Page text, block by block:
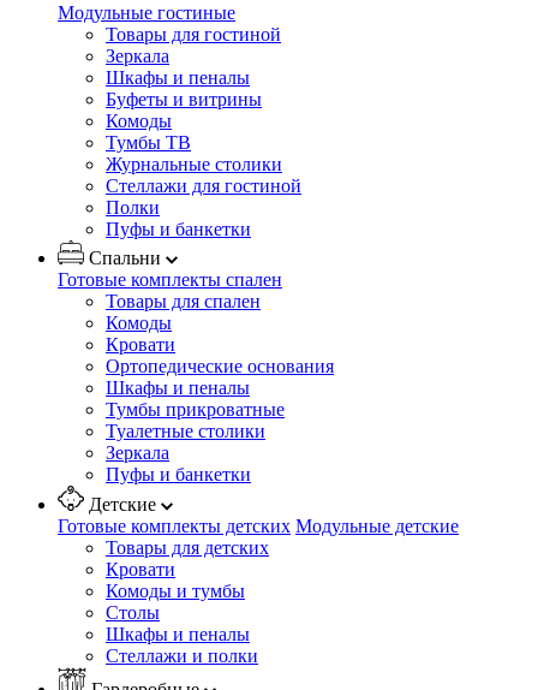
Модульные гостиные
Товары для гостиной
Зеркала
Шкафы и пеналы
Буфеты и витрины
Комоды
Тумбы ТВ
Журнальные столики
Стеллажи для гостиной
Полки
Пуфы и банкетки
Спальни
Готовые комплекты спален
Товары для спален
Комоды
Кровати
Ортопедические основания
Шкафы и пеналы
Тумбы прикроватные
Туалетные столики
Зеркала
Пуфы и банкетки
Детские
Готовые комплекты детских Модульные детские
Товары для детских
Кровати
Комоды и тумбы
Столы
Шкафы и пеналы
Стеллажи и полки